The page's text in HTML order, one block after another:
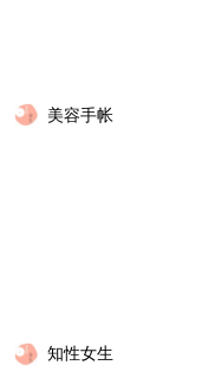
美容手帐
知性女生